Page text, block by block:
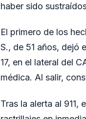
haber sido
El primero de los
S., de 51 años, dejó
17, en el lateral del
médica. Al salir,
Tras la alerta al